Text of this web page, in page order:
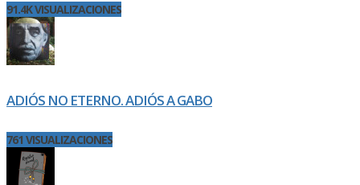
91.4K VISUALIZACIONES
ADIÓS NO ETERNO. ADIÓS A GABO
761 VISUALIZACIONES